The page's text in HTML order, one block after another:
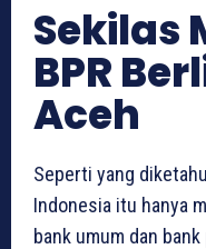
Sekilas
BPR
Aceh
Seperti yang
Indonesia itu hanya
bank umum dan